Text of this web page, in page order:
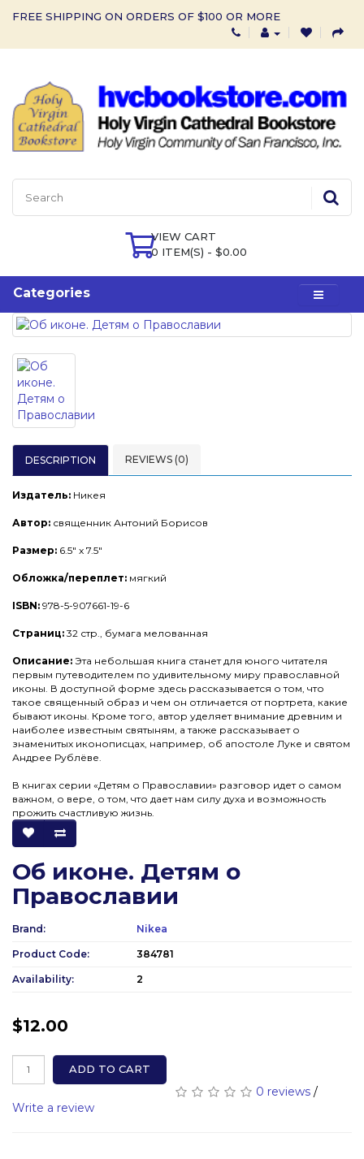
FREE SHIPPING ON ORDERS OF $100 OR MORE
VIEW CART
0 ITEM(S) - $0.00
Categories
DESCRIPTION REVIEWS (0)
Издатель: Никея
Автор: священник Антоний Борисов
Размер: 6.5" x 7.5"
Обложка/переплет: мягкий
ISBN: 978-5-907661-19-6
Страниц: 32 стр., бумага мелованная
Описание: Эта небольшая книга станет для юного читателя
первым путеводителем по удивительному миру православной
иконы. В доступной форме здесь рассказывается о том, что
такое священный образ и чем он отличается от портрета, какие
бывают иконы. Кроме того, автор уделяет внимание древним и
наиболее известным святыням, а также рассказывает о
знаменитых иконописцах, например, об апостоле Луке и святом
Андрее Рублёве.
В книгах серии «Детям о Православии» разговор идет о самом
важном, о вере, о том, что дает нам силу духа и возможность
прожить счастливую жизнь.
Об иконе. Детям о
Православии
Brand: Nikea
Product Code: 384781
Availability: 2
$12.00
ADD TO CART
0 reviews /
Write a review